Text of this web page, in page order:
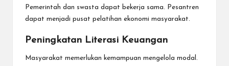
Pemerintah dan swasta dapat bekerja sama. Pesantren
dapat menjadi pusat pelatihan ekonomi masyarakat.
Peningkatan Literasi Keuangan
Masyarakat memerlukan kemampuan mengelola modal.